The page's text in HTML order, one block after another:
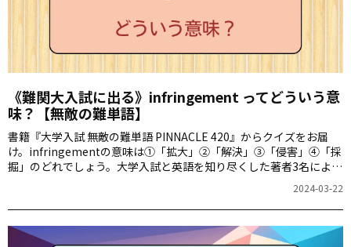
《難関大入試に出る》infringement ってどういう意
味？【無敵の難単語】
書籍『大学入試 無敵の難単語 PINNACLE 420』からクイズをお届
け。infringementの意味は①「拡大」②「解決」③「侵害」④「採
掘」のどれでしょう。大学入試と英語を知り尽くした著者3名によ
る、厳選された難単語の意味が分かるかどうか、いざ挑戦！2024-03-22